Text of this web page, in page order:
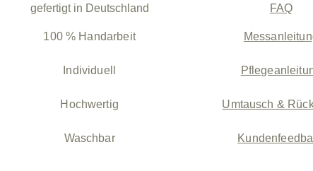
gefertigt in Deutschland
100 % Handarbeit
Individuell
Hochwertig
Waschbar
FAQ
Umtausch &